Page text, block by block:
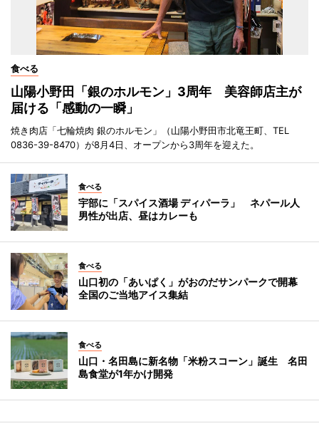
食べる
山陽小野田「銀のホルモン」3周年 美容師店主が
届ける「感動の一瞬」
焼き肉店「七輪焼肉 銀のホルモン」（山陽小野田市北竜王町、TEL
0836-39-8470）が8月4日、オープンから3周年を迎えた。
食べる
宇部に「スパイス酒場 ディパーラ」 ネパール人
男性が出店、昼はカレーも
食べる
山口初の「あいぱく」がおのだサンパークで開幕
全国のご当地アイス集結
食べる
山口・名田島に新名物「米粉スコーン」誕生 名田
島食堂が1年かけ開発